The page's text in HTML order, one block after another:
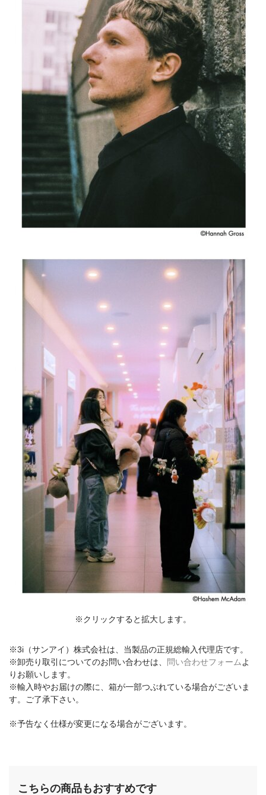
※クリックすると拡大します。
※3i（サンアイ）株式会社は、当製品の正規総輸入代理店です。
※卸売り取引についてのお問い合わせは、
問い合わせフォーム よ
りお願いします。
※輸入時やお届けの際に、箱が一部つぶれている場合がございま
す。ご了承下さい。
※予告なく仕様が変更になる場合がございます。
こちらの商品もおすすめです